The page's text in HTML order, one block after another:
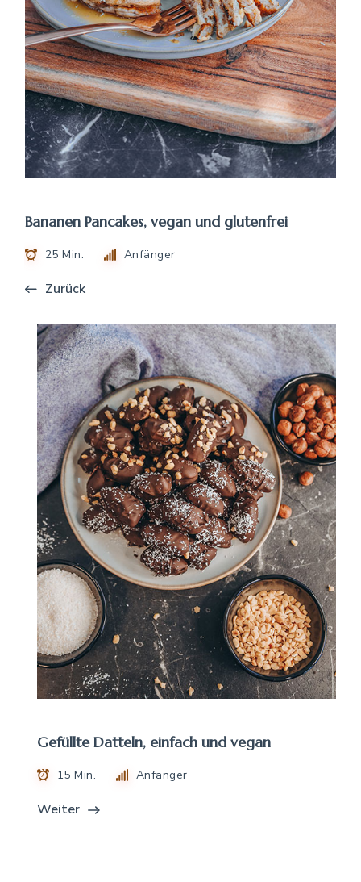
Bananen Pancakes, vegan und glutenfrei
25 Min. Anfänger
Zurück
Gefüllte Datteln, einfach und vegan
15 Min. Anfänger
Weiter